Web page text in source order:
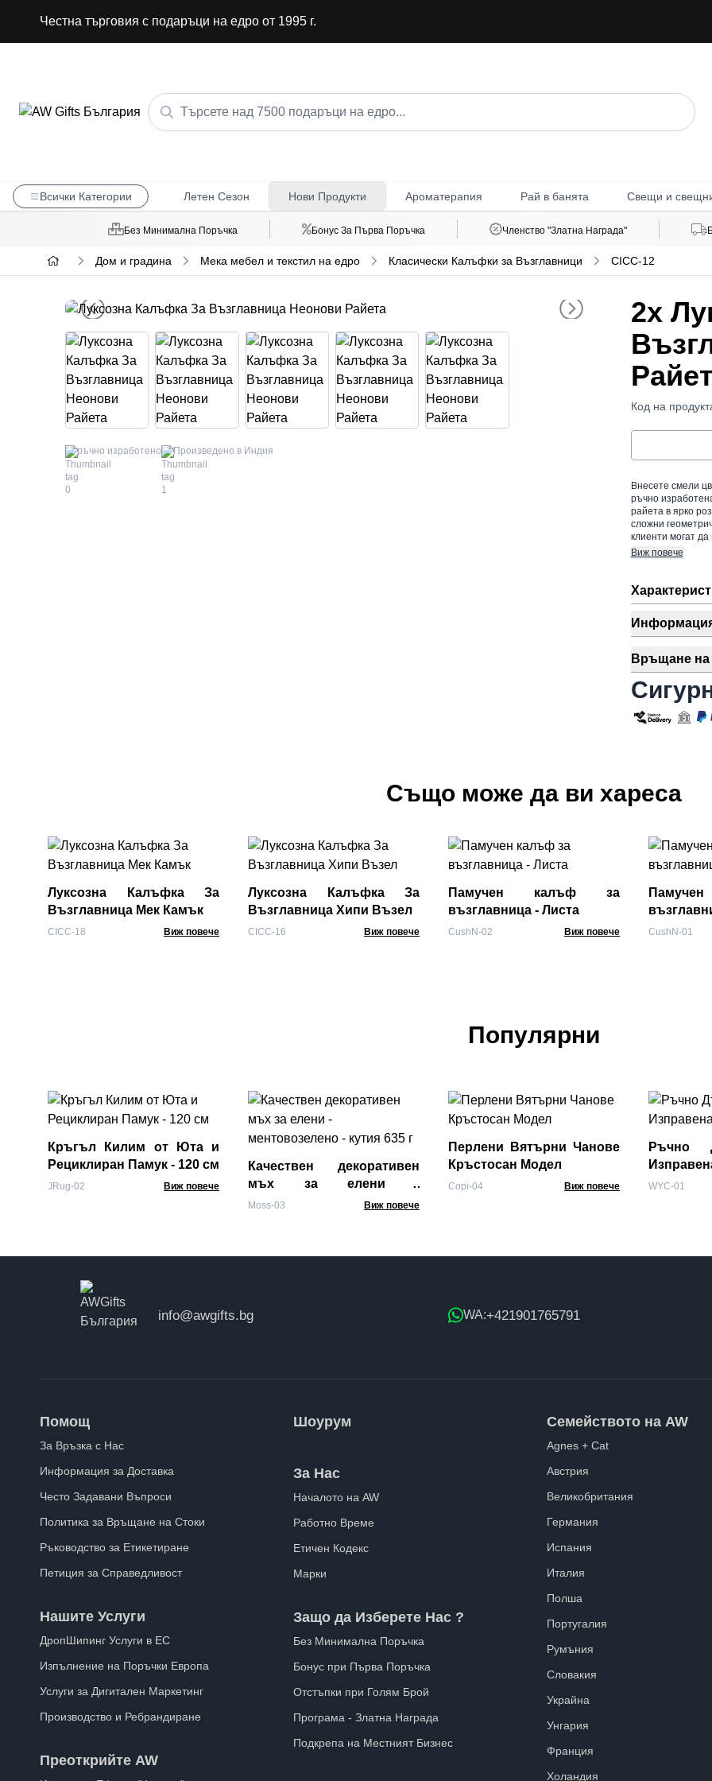
Честна търговия с подаръци на едро от 1995 г.
Всички Категории Летен Сезон Нови Продукти Ароматерапия Рай в банята Свещи и
Без Минимална Поръчка Бонус За Първа Поръчка Членство "Златна Награда"
Дом и градина Мека мебел и текстил на едро Класически Калъфки за Възглавници CICC-12
ръчно изработено Произведено в Индия
2x
Код на
Внесете смели
ръчно
райета в ярко
сложни
клиенти могат
Виж повече
Връщане на
Също може да ви хареса
Луксозна Калъфка За
Възглавница Мек Камък
CICC-18 Виж повече
Луксозна Калъфка За
Възглавница Хипи Възел
CICC-16 Виж повече
Памучен калъф за
възглавница - Листа
CushN-02 Виж повече CushN-01
Популярни
Кръгъл Килим от Юта и
Рециклиран Памук - 120 см
JRug-02 Виж повече
Качествен декоративен
мъх за елени -
ментовозелено - кутия 635
Moss-03 Виж повече
Перлени Вятърни Чанове
Кръстосан Модел
Copi-04 Виж повече
Ръчно
WYC-01
info@awgifts.bg WA:+421901765791
Помощ
За Връзка с Нас
Информация за Доставка
Често Задавани Въпроси
Политика за Връщане на Стоки
Ръководство за Етикетиране
Петиция за Справедливост
Нашите Услуги
ДропШипинг Услуги в ЕС
Изпълнение на Поръчки Европа
Услуги за Дигитален Маркетинг
Производство и Ребрандиране
Преоткрийте AW
Шоурум
За Нас
Началото на AW
Работно Време
Етичен Кодекс
Марки
Защо да Изберете Нас ?
Без Минимална Поръчка
Бонус при Първа Поръчка
Отстъпки при Голям Брой
Програма - Златна Награда
Подкрепа на Местният Бизнес
Семейството на AW
Agnes + Cat
Австрия
Великобритания
Германия
Испания
Италия
Полша
Португалия
Румъния
Словакия
Украйна
Унгария
Франция
Холандия